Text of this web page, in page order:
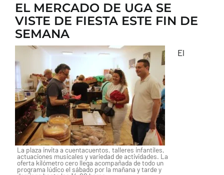
EL MERCADO DE UGA SE
VISTE DE FIESTA ESTE FIN DE
SEMANA
La plaza invita a cuentacuentos, talleres infantiles,
actuaciones musicales y variedad de actividades. La
oferta kilómetro cero llega acompañada de todo un
programa lúdico el sábado por la mañana y tarde y
El